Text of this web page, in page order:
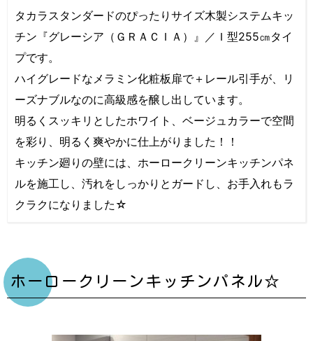
タカラスタンダードのぴったりサイズ木製システムキッ
チン『グレーシア（ＧＲＡＣＩＡ）』／Ｉ型255㎝タイ
プです。
ハイグレードなメラミン化粧板扉で＋レール引手が、リ
ーズナブルなのに高級感を醸し出しています。
明るくスッキリとしたホワイト、ベージュカラーで空間
を彩り、明るく爽やかに仕上がりました！！
キッチン廻りの壁には、ホーロークリーンキッチンパネ
ルを施工し、汚れをしっかりとガードし、お手入れもラ
クラクになりました☆
ホーロークリーンキッチンパネル☆